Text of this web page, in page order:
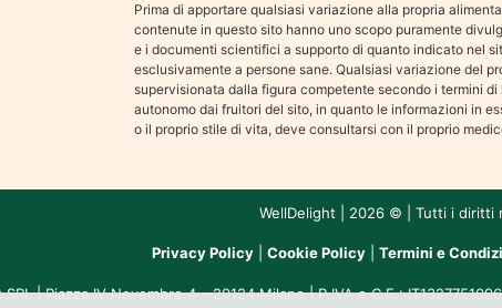
Prima di apportare qualsiasi variazione alla propria
contenute in questo sito hanno uno scopo puramente
e i documenti scientifici a supporto di quanto indicato nel
esclusivamente a persone sane. Qualsiasi variazione del
supervisionata dalla figura competente secondo i termini
autonomo dai fruitori del sito, in quanto le informazioni in
o il proprio stile di vita, deve consultarsi con il proprio
WellDelight | 2026 © | Tutti i diritti
Privacy Policy Cookie Policy Termini e
SRL | Piazza IV Novembre 4 – 20124 Milano | P.IVA e C.F.: